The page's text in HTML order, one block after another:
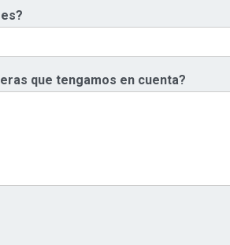
que tengamos en cuenta?